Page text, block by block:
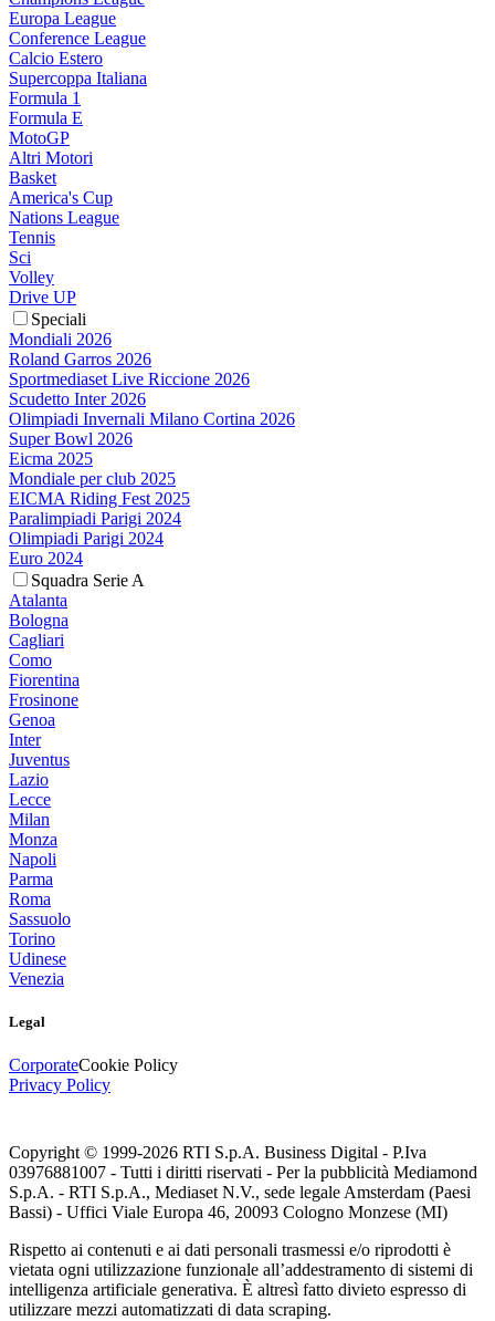
Europa League
Conference League
Calcio Estero
Supercoppa Italiana
Formula 1
Formula E
MotoGP
Altri Motori
Basket
America's Cup
Nations League
Tennis
Sci
Volley
Drive UP
Speciali
Mondiali 2026
Roland Garros 2026
Sportmediaset Live Riccione 2026
Scudetto Inter 2026
Olimpiadi Invernali Milano Cortina 2026
Super Bowl 2026
Eicma 2025
Mondiale per club 2025
EICMA Riding Fest 2025
Paralimpiadi Parigi 2024
Olimpiadi Parigi 2024
Euro 2024
Squadra Serie A
Atalanta
Bologna
Cagliari
Como
Fiorentina
Frosinone
Genoa
Inter
Juventus
Lazio
Lecce
Milan
Monza
Napoli
Parma
Roma
Sassuolo
Torino
Udinese
Venezia
Legal
CorporateCookie Policy
Privacy Policy
Copyright © 1999-2026 RTI S.p.A. Business Digital - P.Iva
03976881007 - Tutti i diritti riservati - Per la pubblicità Mediamond
S.p.A. - RTI S.p.A., Mediaset N.V., sede legale Amsterdam (Paesi
Bassi) - Uffici Viale Europa 46, 20093 Cologno Monzese (MI)
Rispetto ai contenuti e ai dati personali trasmessi e/o riprodotti è
vietata ogni utilizzazione funzionale all’addestramento di sistemi di
intelligenza artificiale generativa. È altresì fatto divieto espresso di
utilizzare mezzi automatizzati di data scraping.